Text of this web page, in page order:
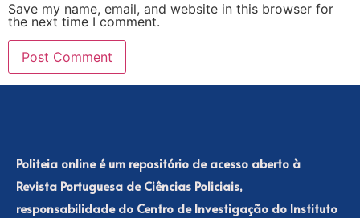
Save my name, email, and website in this browser for
the next time I comment.
Politeia online é um repositório de acesso aberto à
Revista Portuguesa de Ciências Policiais,
responsabilidade do Centro de Investigação do Instituto